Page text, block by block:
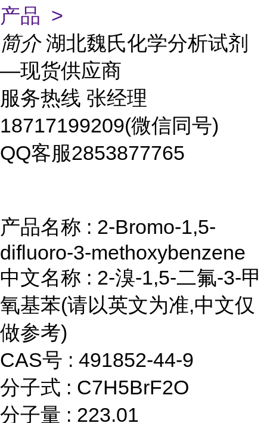
产品 >
简介 湖北魏氏化学分析试剂
—现货供应商
服务热线 张经理
18717199209(微信同号)
QQ客服2853877765
产品名称 : 2-Bromo-1,5-
difluoro-3-methoxybenzene
中文名称 : 2-溴-1,5-二氟-3-甲
氧基苯(请以英文为准,中文仅
做参考)
CAS号 : 491852-44-9
分子式 : C7H5BrF2O
分子量 : 223.01